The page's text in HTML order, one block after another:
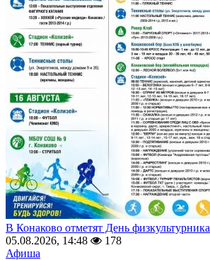
В Конаково отметят День физкультурника
05.08.2026, 14:48
178
Афиша